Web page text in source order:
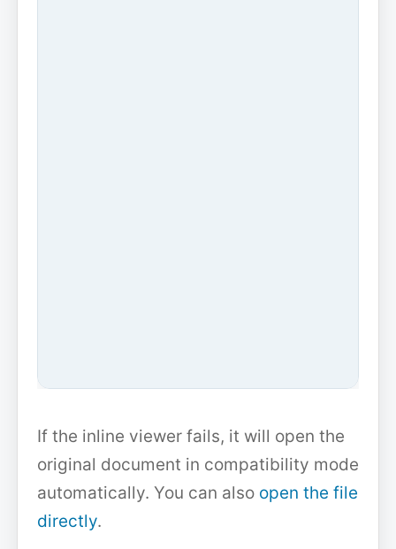
If the inline viewer fails, it will open the
original document in compatibility mode
automatically. You can also open the file
directly.